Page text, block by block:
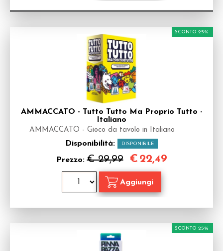
AMMACCATO - Tutto Tutto Ma Proprio Tutto -
Italiano
AMMACCATO - Gioco da tavolo in Italiano
Disponibilità: DISPONIBILE
Prezzo:€ 29,99
SCONTO 25%
€ 22,49
SCONTO 25%